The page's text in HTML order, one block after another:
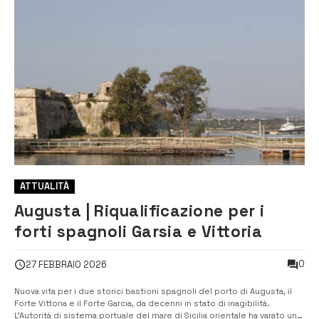
ATTUALITÀ
Augusta | Riqualificazione per i
forti spagnoli Garsia e Vittoria
27 FEBBRAIO 2026 0
Nuova vita per i due storici bastioni spagnoli del porto di Augusta, il
Forte Vittoria e il Forte Garcia, da decenni in stato di inagibilità.
L’Autorità di sistema portuale del mare di Sicilia orientale ha varato un